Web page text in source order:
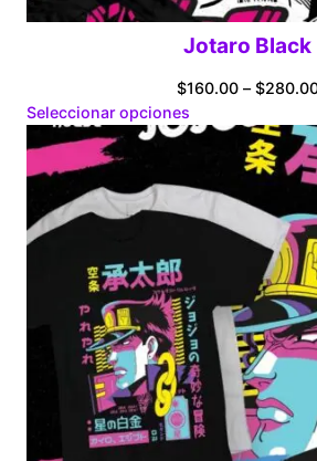
Jotaro Black
$160.00 – $
Seleccionar opciones